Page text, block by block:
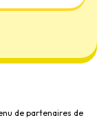
de partenaires de